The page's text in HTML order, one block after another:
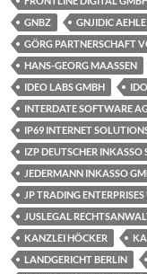
GNBZ
GNJIDIC
GÖRG PARTNERSCHAFT
HANS-GEORG MAASSEN
IDEO LABS GMBH
IDO
INTERDATE SOFTWARE
IP69 INTERNET
IZP DEUTSCHER
JEDERMANN INKASSO
JP TRADING ENTERPRISES
JUSLEGAL
KANZLEI HÖCKER
LANDGERICHT BERLIN